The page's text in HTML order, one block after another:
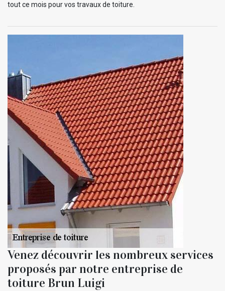
tout ce mois pour vos travaux de toiture.
Venez découvrir les nombreux services
proposés par notre entreprise de
toiture Brun Luigi